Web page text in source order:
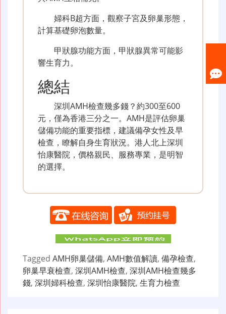
婦科B超方面，觀察子宮及卵巢形態，
計算基礎卵泡數量。
甲狀腺功能方面，甲狀腺異常可能影
響生育力。
總結
深圳AMH檢查幾多錢？約300至600
元，僅為香港三分之一。AMH是評估卵巢
儲備功能的重要指標，建議備孕女性及早
檢查，瞭解自身生育狀況。港人北上深圳
怡康醫院，價格親民、服務專業，是明智
的選擇。
Tagged AMH卵巢儲備, AMH數值解讀, 備孕檢查,
卵巢早衰檢查, 深圳AMH檢查, 深圳AMH檢查幾多
錢, 深圳婦科檢查, 深圳怡康醫院, 生育力檢查